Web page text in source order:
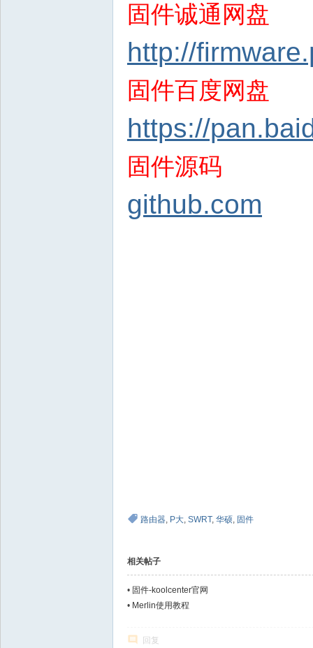
固件诚通网盘
http://
固件百度网盘
https://
固件源码
github.com
路由器, P大, SWRT, 华硕, 固件
相关帖子
• 固件-koolcenter官网
• Merlin使用教程
回复